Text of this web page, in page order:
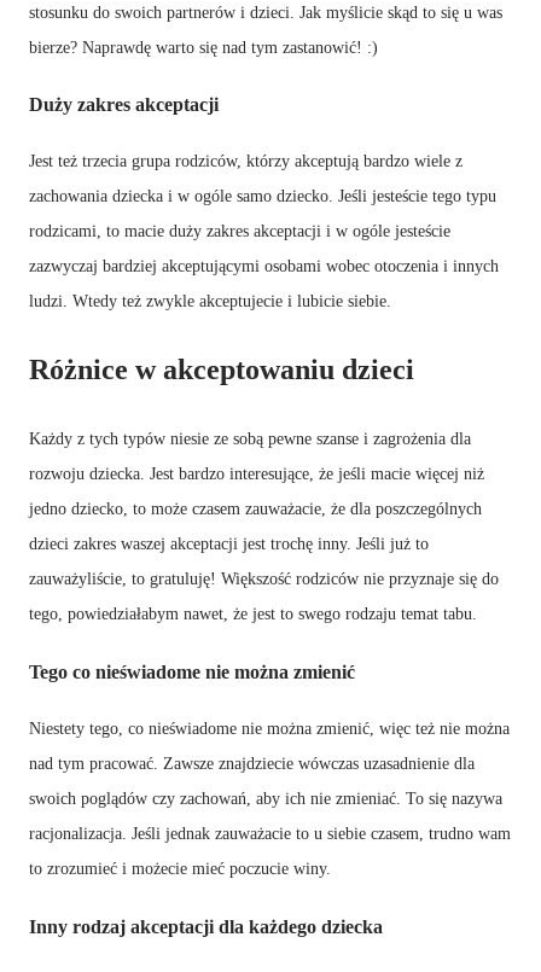
stosunku do swoich partnerów i dzieci. Jak myślicie skąd to się u was
bierze? Naprawdę warto się nad tym zastanowić! :)
Duży zakres akceptacji
Jest też trzecia grupa rodziców, którzy akceptują bardzo wiele z
zachowania dziecka i w ogóle samo dziecko. Jeśli jesteście tego typu
rodzicami, to macie duży zakres akceptacji i w ogóle jesteście
zazwyczaj bardziej akceptującymi osobami wobec otoczenia i innych
ludzi. Wtedy też zwykle akceptujecie i lubicie siebie.
Różnice w akceptowaniu dzieci
Każdy z tych typów niesie ze sobą pewne szanse i zagrożenia dla
rozwoju dziecka. Jest bardzo interesujące, że jeśli macie więcej niż
jedno dziecko, to może czasem zauważacie, że dla poszczególnych
dzieci zakres waszej akceptacji jest trochę inny. Jeśli już to
zauważyliście, to gratuluję! Większość rodziców nie przyznaje się do
tego, powiedziałabym nawet, że jest to swego rodzaju temat tabu.
Tego co nieświadome nie można zmienić
Niestety tego, co nieświadome nie można zmienić, więc też nie można
nad tym pracować. Zawsze znajdziecie wówczas uzasadnienie dla
swoich poglądów czy zachowań, aby ich nie zmieniać. To się nazywa
racjonalizacja. Jeśli jednak zauważacie to u siebie czasem, trudno wam
to zrozumieć i możecie mieć poczucie winy.
Inny rodzaj akceptacji dla każdego dziecka